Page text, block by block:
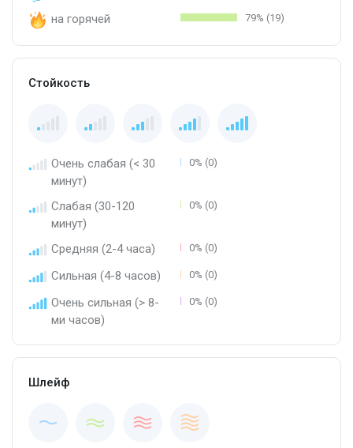
на горячей 79% (19)
Стойкость
Очень слабая (< 30
минут)
0% (0)
Слабая (30-120
минут)
0% (0)
Средняя (2-4 часа) 0% (0)
Сильная (4-8 часов) 0% (0)
Очень сильная (> 8-
ми часов)
0% (0)
Шлейф